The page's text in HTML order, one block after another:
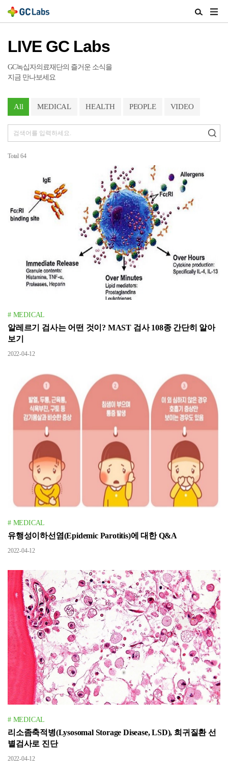
검
색
LIVE GC Labs
GC녹십자의료재단의 즐거운 소식을
지금 만나보세요
All MEDICAL HEALTH PEOPLE VIDEO
Total 64
# MEDICAL
알레르기 검사는 어떤 것이? MAST 검사 108종 간단히 알아
보기
2022-04-12
# MEDICAL
유행성이하선염(Epidemic Parotitis)에 대한 Q&A
2022-04-12
# MEDICAL
리소좀축적병(Lysosomal Storage Disease, LSD), 희귀질환 선
별검사로 진단
2022-04-12